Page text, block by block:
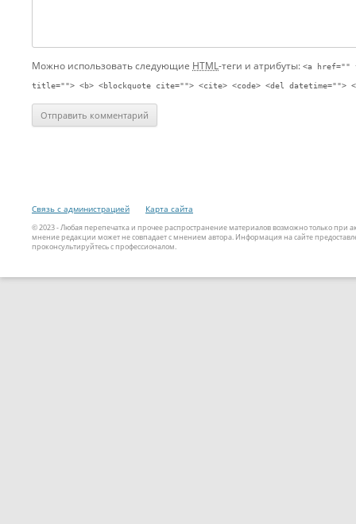
Можно использовать следующие HTML-теги и атрибуты: <a href=""
title=""> <b> <blockquote cite=""> <cite> <code> <del datetime="">
Связь с администрацией Карта сайта
© 2023 - Любая перепечатка и прочее распространение материалов возможно только
мнение редакции может не совпадает с мнением автора. Информация на сайте
проконсультируйтесь с профессионалом.